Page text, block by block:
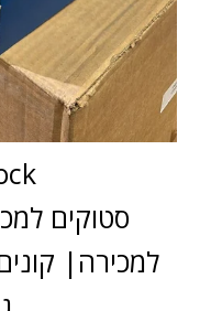
סטוקים
למכירה|